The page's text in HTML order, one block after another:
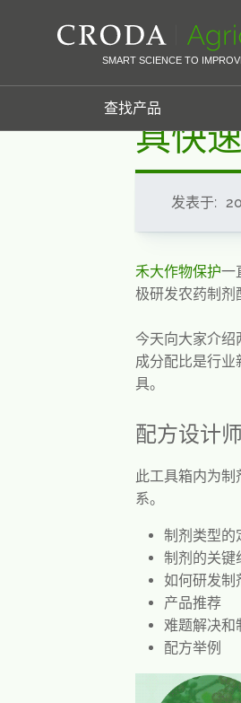
SMART SCIENCE TO
查找产品
首页 资源 新闻 节省70%
节省
具快
发表于:
禾大作物保护一
极研发农药制剂
今天向大家介绍
成分配比是行业
具。
配方设计
此工具箱内为
系。
制剂类型的
制剂的关键
如何研发制
产品推荐
难题解决和
配方举例